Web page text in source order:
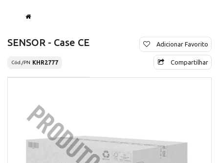
SENSOR - Case CE
Cód./PN KHR2777
Adicionar Favorito
Compartilhar